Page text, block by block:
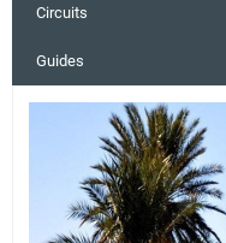
Circuits
Guides